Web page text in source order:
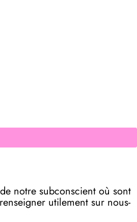
notre subconscient où sont
utilement sur nous-